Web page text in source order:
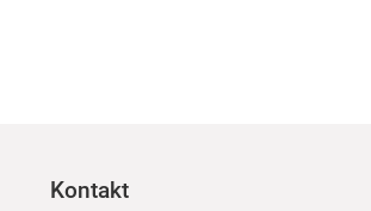
Kontakt